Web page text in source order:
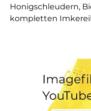
Honigschleudern,
kompletten